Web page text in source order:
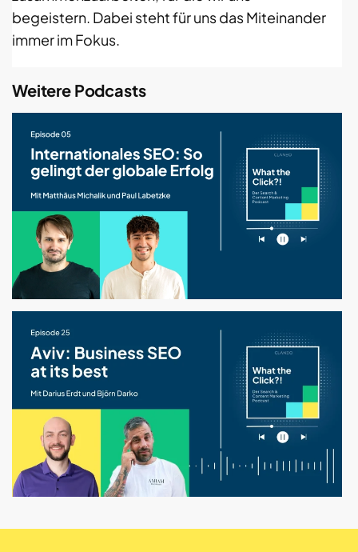
begeistern. Dabei steht für uns das Miteinander
immer im Fokus.
Weitere Podcasts